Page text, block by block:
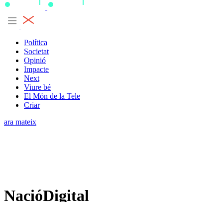
Política
Societat
Opinió
Impacte
Next
Viure bé
El Món de la Tele
Criar
ara mateix
NacióDigital